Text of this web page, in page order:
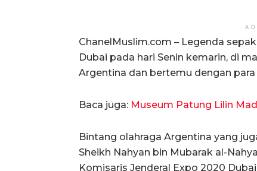
ChanelMuslim.com – Legenda
Dubai pada hari Senin kemarin, di
Argentina dan bertemu dengan
Baca juga: Museum Patung Lilin
Bintang olahraga Argentina yang
Sheikh Nahyan bin Mubarak al-
Komisaris Jenderal Expo 2020